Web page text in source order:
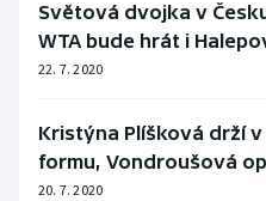
Vodní slalom
Ostatní
Světová dvojka v
WTA bude hrát i
22. 7. 2020
Kristýna Plíšková drží
formu, Vondroušová
20. 7. 2020